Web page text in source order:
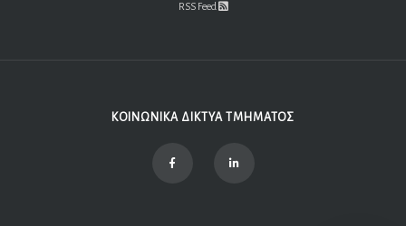
RSS Feed
ΚΟΙΝΩΝΙΚΑ ΔΙΚΤΥΑ ΤΜΗΜΑΤΟΣ